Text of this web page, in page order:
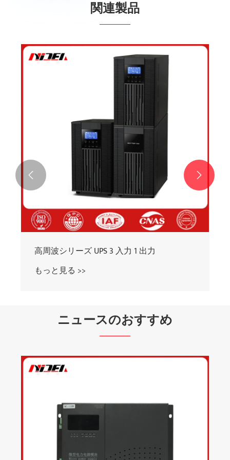
関連製品
高周波10K～20KUPS 3インシングルアウト
もっと見る >>
 
ニュースのおすすめ
もっと見る >>